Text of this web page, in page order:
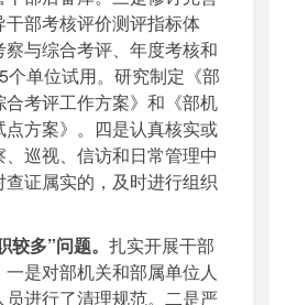
部考核评价测评指标体
与综合考评、年度考核和
个单位试用。研究制定《部
考评工作方案》和《部机
方案》。四是认真核实或
巡视、信访和日常管理中
证属实的，及时进行组织
多”问题。 扎实开展干部
是对部机关和部属单位人
员进行了清理规范。二是严